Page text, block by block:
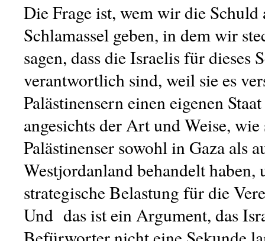
Die Frage ist, wem wir die Schuld
Schlamassel geben, in dem wir
sagen, dass die Israelis für dieses
verantwortlich sind, weil sie es
Palästinensern einen eigenen
angesichts der Art und Weise, wie
Palästinenser sowohl in Gaza als
Westjordanland behandelt haben,
strategische Belastung für die
Und das ist ein Argument, das